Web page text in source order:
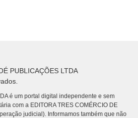
PUBLICAÇÕES LTDA
é um portal digital independente e sem
com a EDITORA TRES COMÉRCIO DE
judicial). Informamos também que não